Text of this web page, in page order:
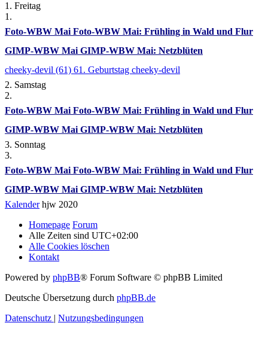
1. Freitag
1.
Foto-WBW MaiFoto-WBW Mai: Frühling in Wald und Flur
GIMP-WBW MaiGIMP-WBW Mai: Netzblüten
cheeky-devil (61) 61. Geburtstag cheeky-devil
2. Samstag
2.
Foto-WBW MaiFoto-WBW Mai: Frühling in Wald und Flur
GIMP-WBW MaiGIMP-WBW Mai: Netzblüten
3. Sonntag
3.
Foto-WBW MaiFoto-WBW Mai: Frühling in Wald und Flur
GIMP-WBW MaiGIMP-WBW Mai: Netzblüten
Kalenderhjw 2020
Homepage Forum
Alle Zeiten sind UTC+02:00
Alle Cookies löschen
Kontakt
Powered by phpBB® Forum Software © phpBB Limited
Deutsche Übersetzung durch phpBB.de
Datenschutz
Nutzungsbedingungen